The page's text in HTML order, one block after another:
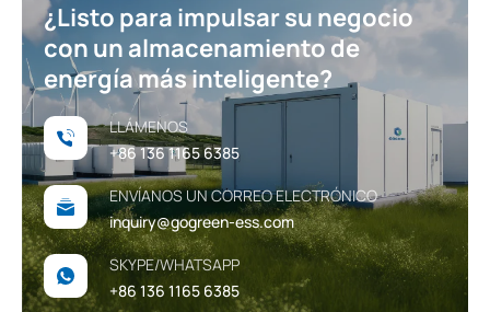
¿Listo para impulsar su negocio
con un almacenamiento de
energía más inteligente?
LLÁMENOS
+86 136 1165 6385
ENVÍANOS UN CORREO ELECTRÓNICO
inquiry@gogreen-ess.com
SKYPE/WHATSAPP
+86 136 1165 6385